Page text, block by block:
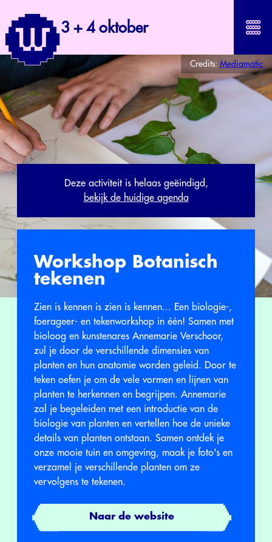
3 + 4 oktober
Credits: Mediamatic
Deze activiteit is helaas geëindigd,
bekijk de huidige agenda
Workshop Botanisch
tekenen
Zien is kennen is zien is kennen... Een biologie-,
foerageer- en tekenworkshop in één! Samen met
bioloog en kunstenares Annemarie Verschoor,
zul je door de verschillende dimensies van
planten en hun anatomie worden geleid. Door te
teken oefen je om de vele vormen en lijnen van
planten te herkennen en begrijpen. Annemarie
zal je begeleiden met een introductie van de
biologie van planten en vertellen hoe de unieke
details van planten ontstaan. Samen ontdek je
onze mooie tuin en omgeving, maak je foto's en
verzamel je verschillende planten om ze
vervolgens te tekenen.
Naar de website